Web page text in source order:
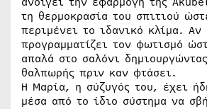
τη θερμοκρασία του σπιτιού
περιμένει το ιδανικό κλίμα. Αν
προγραμματίζει τον φωτισμό
απαλά στο σαλόνι
θαλπωρής πριν καν φτάσει.
Η Μαρία, η σύζυγός του, έχει
μέσα από το ίδιο σύστημα να